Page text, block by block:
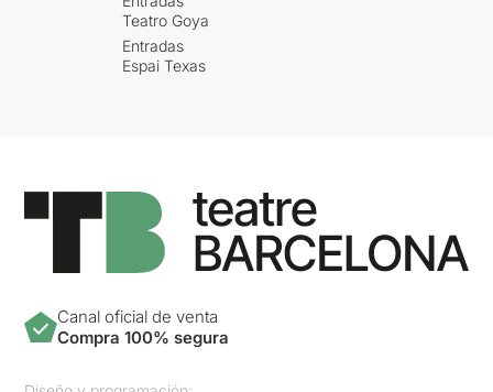
Teatro Goya
Entradas
Espai Texas
Canal oficial de venta
Compra 100% segura